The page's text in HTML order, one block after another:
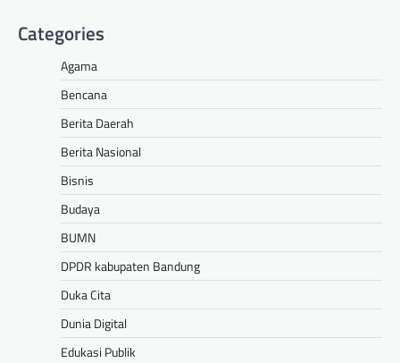
Categories
Agama
Bencana
Berita Daerah
Berita Nasional
Bisnis
Budaya
BUMN
DPDR kabupaten Bandung
Duka Cita
Dunia Digital
Edukasi Publik